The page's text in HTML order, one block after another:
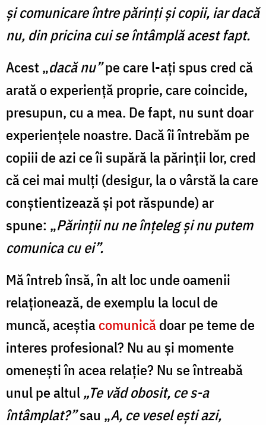
şi comunicare între părinţi şi copii, iar dacă
nu, din pricina cui se întâmplă acest fapt.
Acest „dacă nu”pe care l-aţi spus cred că
arată o experienţă proprie, care coincide,
presupun, cu a mea. De fapt, nu sunt doar
experienţele noastre. Dacă îi întrebăm pe
copiii de azi ce îi supără la părinţii lor, cred
că cei mai mulţi (desigur, la o vârstă la care
conştientizează şi pot răspunde) ar
spune: „Părinţii nu ne înţeleg şi nu putem
comunica cu ei”.
Mă întreb însă, în alt loc unde oamenii
relaţionează, de exemplu la locul de
muncă, aceştiacomunicădoar pe teme de
interes profesional? Nu au şi momente
omeneşti în acea relaţie? Nu se întreabă
unul pe altul „Te văd obosit, ce s-a
întâmplat?”sau „A, ce vesel eşti azi,